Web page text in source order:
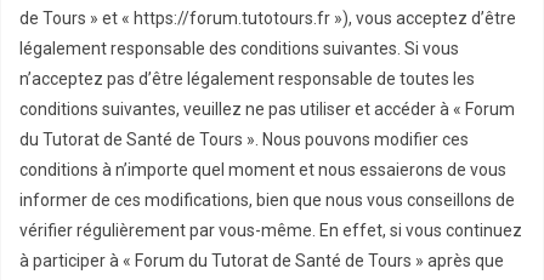
de Tours » et « https://forum.tutotours.fr »), vous acceptez d’être
légalement responsable des conditions suivantes. Si vous
n’acceptez pas d’être légalement responsable de toutes les
conditions suivantes, veuillez ne pas utiliser et accéder à « Forum
du Tutorat de Santé de Tours ». Nous pouvons modifier ces
conditions à n’importe quel moment et nous essaierons de vous
informer de ces modifications, bien que nous vous conseillons de
vérifier régulièrement par vous-même. En effet, si vous continuez
à participer à « Forum du Tutorat de Santé de Tours » après que